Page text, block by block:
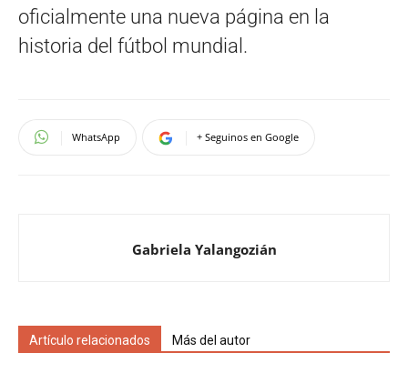
oficialmente una nueva página en la
historia del fútbol mundial.
WhatsApp + Seguinos en Google
Gabriela Yalangozián
Artículo relacionados Más del autor